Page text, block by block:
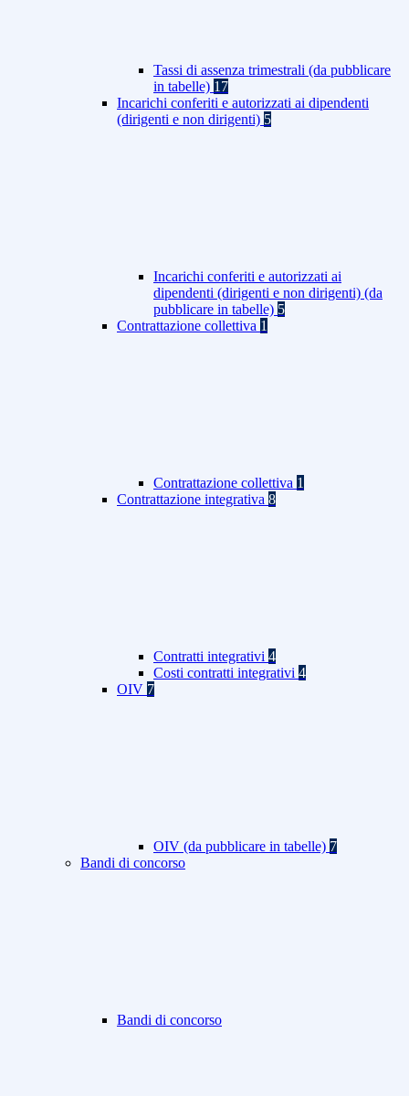
Tassi di assenza trimestrali (da pubblicare
in tabelle) 17
Incarichi conferiti e autorizzati ai dipendenti
(dirigenti e non dirigenti) 5
Incarichi conferiti e autorizzati ai
dipendenti (dirigenti e non dirigenti) (da
pubblicare in tabelle) 5
Contrattazione collettiva 1
Contrattazione collettiva 1
Contrattazione integrativa 8
Contratti integrativi 4
Costi contratti integrativi 4
OIV 7
OIV (da pubblicare in tabelle) 7
Bandi di concorso
Bandi di concorso